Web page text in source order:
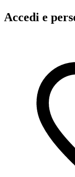
Accedi e